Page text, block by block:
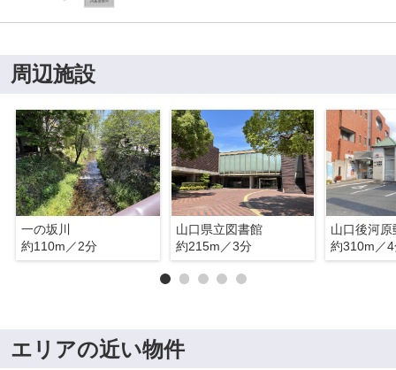
周辺施設
一の坂川
約110m／2分
山口県立図書館
約215m／3分
山口後河原
約310m／
エリアの近い物件